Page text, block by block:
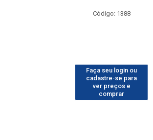
Código: 1388
Faça seu login ou
cadastre-se para
ver preços e
comprar